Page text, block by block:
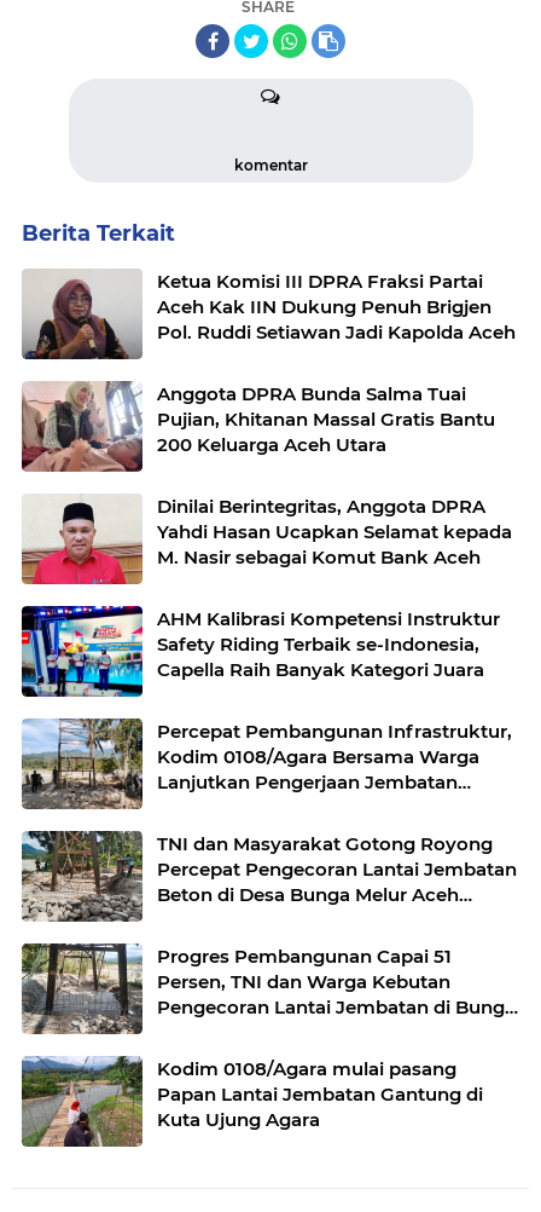
SHARE
komentar
Berita Terkait
Ketua Komisi III DPRA Fraksi Partai
Aceh Kak IIN Dukung Penuh Brigjen
Pol. Ruddi Setiawan Jadi Kapolda Aceh
Anggota DPRA Bunda Salma Tuai
Pujian, Khitanan Massal Gratis Bantu
200 Keluarga Aceh Utara
Dinilai Berintegritas, Anggota DPRA
Yahdi Hasan Ucapkan Selamat kepada
M. Nasir sebagai Komut Bank Aceh
AHM Kalibrasi Kompetensi Instruktur
Safety Riding Terbaik se-Indonesia,
Capella Raih Banyak Kategori Juara
Percepat Pembangunan Infrastruktur,
Kodim 0108/Agara Bersama Warga
Lanjutkan Pengerjaan Jembatan
Tenggara
TNI dan Masyarakat Gotong Royong
Percepat Pengecoran Lantai Jembatan
Beton di Desa Bunga Melur Aceh
Progres Pembangunan Capai 51
Persen, TNI dan Warga Kebutan
Pengecoran Lantai Jembatan di Bunga
Kodim 0108/Agara mulai pasang
Papan Lantai Jembatan Gantung di
Kuta Ujung Agara